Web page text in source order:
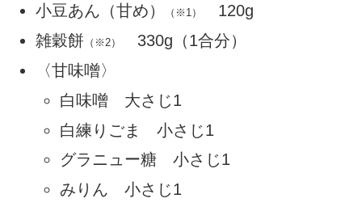
小豆あん（甘め） （※1）
120g
雑穀餅 （※2）
330g（1合分）
〈甘味噌〉
白味噌 大さじ1
白練りごま 小さじ1
グラニュー糖 小さじ1
みりん 小さじ1